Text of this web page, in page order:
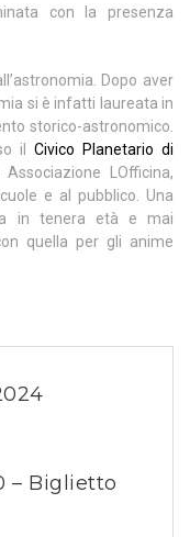
con la presenza
Dopo aver
si è infatti laureata in
storico-astronomico.
il Civico Planetario di
LOfficina,
e al pubblico. Una
in tenera età e mai
quella per gli anime
– Biglietto